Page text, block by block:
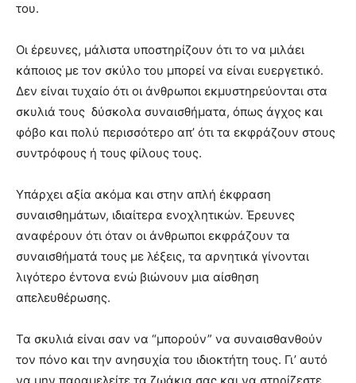
του.
Οι έρευνες, μάλιστα υποστηρίζουν ότι το να μιλάει
κάποιος με τον σκύλο του μπορεί να είναι ευεργετικό.
Δεν είναι τυχαίο ότι οι άνθρωποι εκμυστηρεύονται στα
σκυλιά τους δύσκολα συναισθήματα, όπως άγχος και
φόβο και πολύ περισσότερο απ’ ότι τα εκφράζουν στους
συντρόφους ή τους φίλους τους.
Υπάρχει αξία ακόμα και στην απλή έκφραση
συναισθημάτων, ιδιαίτερα ενοχλητικών. Έρευνες
αναφέρουν ότι όταν οι άνθρωποι εκφράζουν τα
συναισθήματά τους με λέξεις, τα αρνητικά γίνονται
λιγότερο έντονα ενώ βιώνουν μια αίσθηση
απελευθέρωσης.
Τα σκυλιά είναι σαν να “μπορούν” να συναισθανθούν
τον πόνο και την ανησυχία του ιδιοκτήτη τους. Γι’ αυτό